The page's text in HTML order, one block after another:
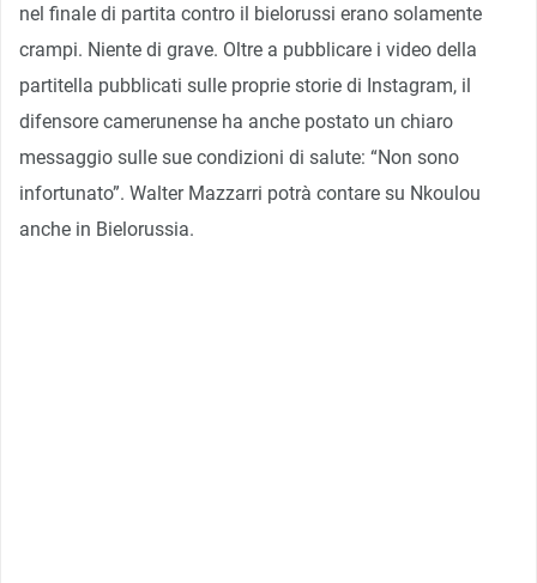
nel finale di partita contro il bielorussi erano solamente
crampi. Niente di grave. Oltre a pubblicare i video della
partitella pubblicati sulle proprie storie di Instagram, il
difensore camerunense ha anche postato un chiaro
messaggio sulle sue condizioni di salute: “Non sono
infortunato”. Walter Mazzarri potrà contare su Nkoulou
anche in Bielorussia.